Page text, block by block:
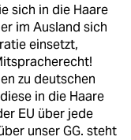
sich in die Haare
im Ausland sich
einsetzt,
zu deutschen
in die Haare
EU über jede
unser GG. steht